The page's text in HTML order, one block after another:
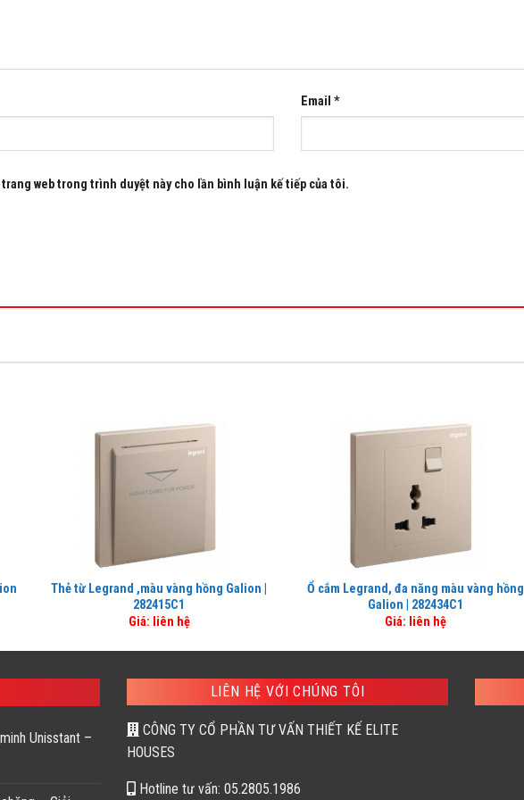
Email *
web trong trình duyệt này cho lần bình luận kế tiếp của tôi.
Thẻ từ Legrand ,màu vàng hồng Galion |
282415C1
Giá: liên hệ
Ổ cắm Legrand, đa năng màu vàng hồng
Galion | 282434C1
Giá: liên hệ
Unisstant –
LIÊN HỆ VỚI CHÚNG TÔI
CÔNG TY CỔ PHẦN TƯ VẤN THIẾT KẾ ELITE
HOUSES
Hotline tư vấn: 05.2805.1986